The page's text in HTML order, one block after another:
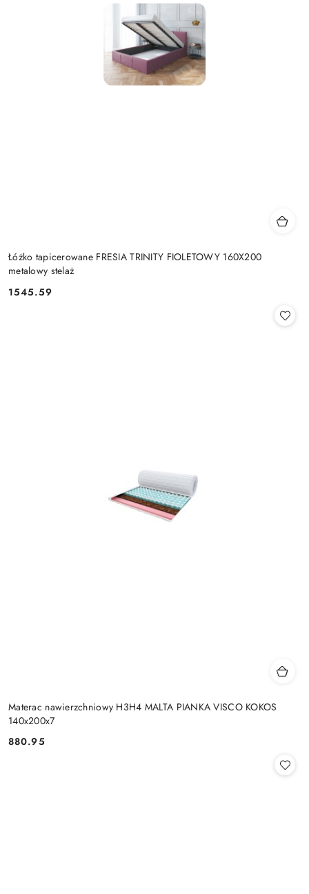
Łóżko tapicerowane FRESIA TRINITY FIOLETOWY 160X200
metalowy stelaż
Cena:
1545.59
Materac nawierzchniowy H3H4 MALTA PIANKA VISCO KOKOS
140x200x7
Cena:
880.95